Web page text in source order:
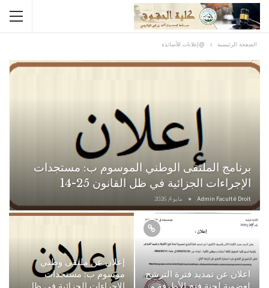
الصفحة الرئيسية @إعلانات للأساتذة
برنامج الملتقى الوطني الموسوم ب: مستجدات
الإجراءات الجزائية في ظل القانون 25-14
Admin Faculté Droit مايو 4, 2026
اعلان عن تمديد فترة الترشح
إعلان عن ملتقى وطني
موسوم ب: مستجدات